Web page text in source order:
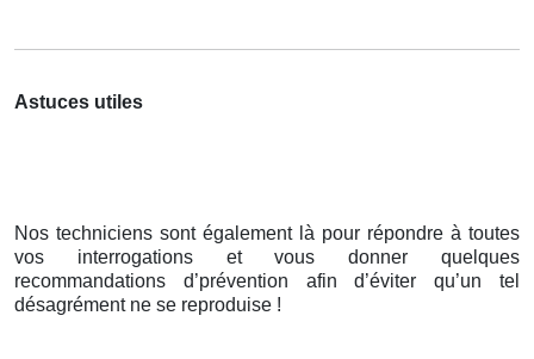
Astuces utiles
Nos techniciens sont également là pour répondre à toutes
vos interrogations et vous donner quelques
recommandations d’prévention afin d’éviter qu’un tel
désagrément ne se reproduise !